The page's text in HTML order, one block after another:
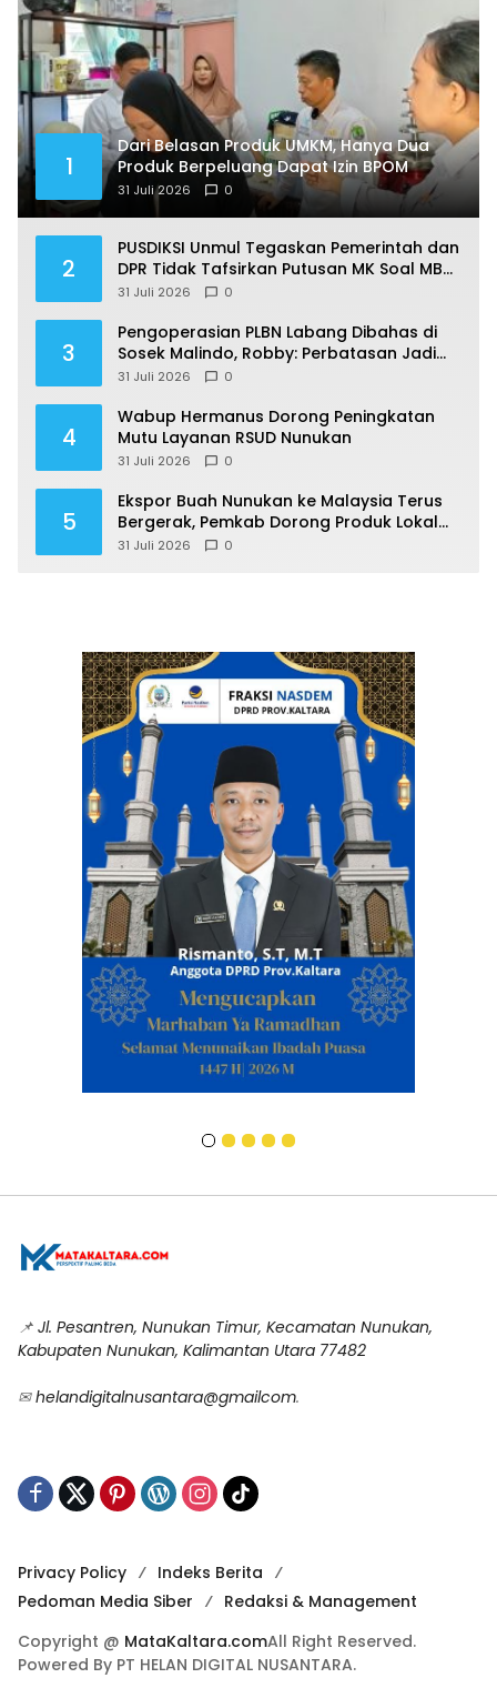
1
Dari Belasan Produk UMKM, Hanya Dua
Produk Berpeluang Dapat Izin BPOM
31 Juli 2026 0
2
PUSDIKSI Unmul Tegaskan Pemerintah dan
DPR Tidak Tafsirkan Putusan MK Soal MBG
Sesuka Hati
31 Juli 2026 0
3
Pengoperasian PLBN Labang Dibahas di
Sosek Malindo, Robby: Perbatasan Jadi
Motor Ekonomi
31 Juli 2026 0
4
Wabup Hermanus Dorong Peningkatan
Mutu Layanan RSUD Nunukan
31 Juli 2026 0
5
Ekspor Buah Nunukan ke Malaysia Terus
Bergerak, Pemkab Dorong Produk Lokal
Naik Kelas
31 Juli 2026 0
📌 Jl. Pesantren, Nunukan Timur, Kecamatan Nunukan,
Kabupaten Nunukan, Kalimantan Utara 77482
✉ helandigitalnusantara@gmailcom.
Privacy Policy
Indeks Berita
Pedoman Media Siber
Redaksi & Management
Copyright @ MataKaltara.comAll Right Reserved.
Powered By PT HELAN DIGITAL NUSANTARA.